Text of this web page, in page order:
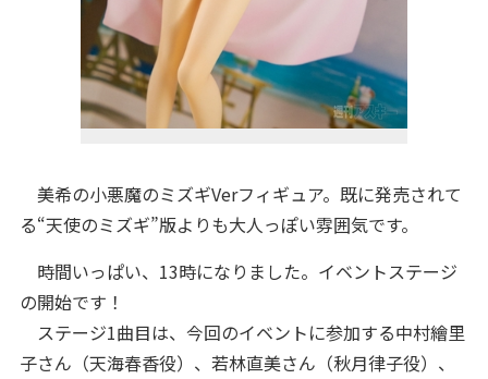
美希の小悪魔のミズギVerフィギュア。既に発売されて
る“天使のミズギ”版よりも大人っぽい雰囲気です。
時間いっぱい、13時になりました。イベントステージ
の開始です！
ステージ1曲目は、今回のイベントに参加する中村繪里
子さん（天海春香役）、若林直美さん（秋月律子役）、